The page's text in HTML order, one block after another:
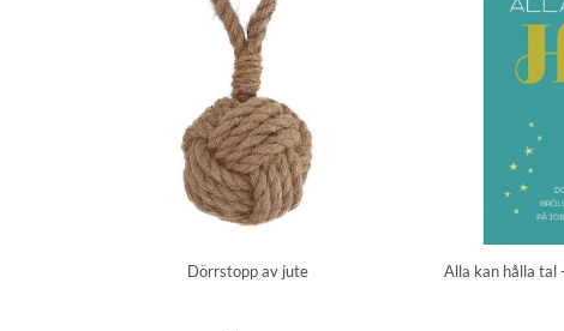
Dörrstopp av jute
Alla kan hålla tal